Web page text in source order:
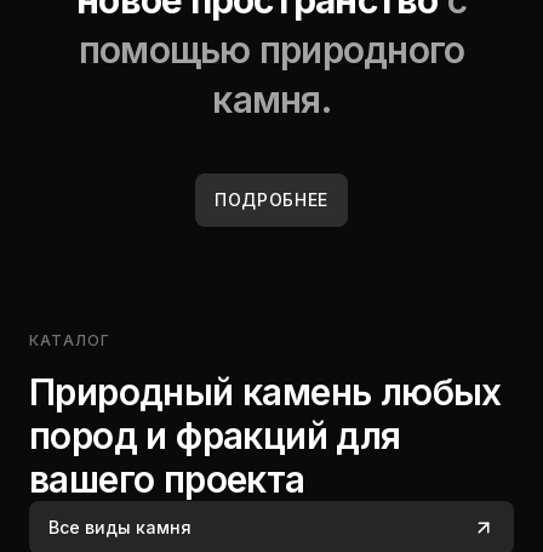
помощью природного
камня.
ПОДРОБНЕЕ
КАТАЛОГ
Природный камень любых
пород и фракций для
вашего проекта
Все виды камня